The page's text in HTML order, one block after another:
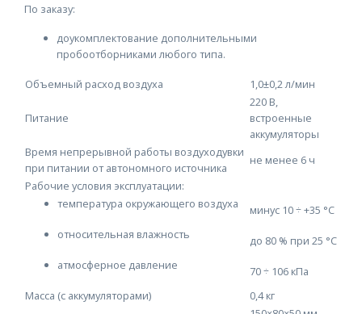
По заказу:
доукомплектование дополнительными
пробоотборниками любого типа.
Объемный расход воздуха 1,0±0,2 л/мин
Питание
220 В,
встроенные
аккумуляторы
Время непрерывной работы воздуходувки
при питании от автономного источника
не менее 6 ч
Рабочие условия эксплуатации:
температура окружающего воздуха
минус 10 ÷ +35 °C
относительная влажность
до 80 % при 25 °C
атмосферное давление
70 ÷ 106 кПа
Масса (с аккумуляторами)
0,4 кг